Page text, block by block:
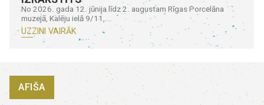
No 2026. gada 12. jūnija līdz 2. augustam Rīgas Porcelāna
muzejā, Kalēju ielā 9/11,...
UZZINI VAIRĀK
AFIŠA